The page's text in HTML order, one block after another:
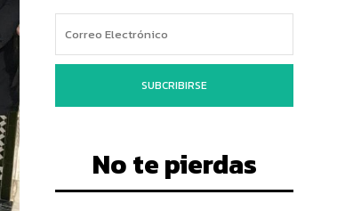
SUBCRIBIRSE
No te pierdas